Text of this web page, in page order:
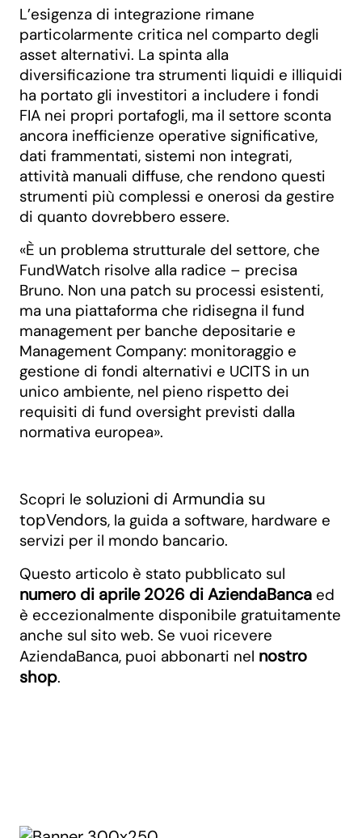
L’esigenza di integrazione rimane
particolarmente critica nel comparto degli
asset alternativi. La spinta alla
diversificazione tra strumenti liquidi e illiquidi
ha portato gli investitori a includere i fondi
FIA nei propri portafogli, ma il settore sconta
ancora inefficienze operative significative,
dati frammentati, sistemi non integrati,
attività manuali diffuse, che rendono questi
strumenti più complessi e onerosi da gestire
di quanto dovrebbero essere.
«È un problema strutturale del settore, che
FundWatch risolve alla radice – precisa
Bruno. Non una patch su processi esistenti,
ma una piattaforma che ridisegna il fund
management per banche depositarie e
Management Company: monitoraggio e
gestione di fondi alternativi e UCITS in un
unico ambiente, nel pieno rispetto dei
requisiti di fund oversight previsti dalla
normativa europea».
Scopri le soluzioni di Armundia su
topVendors, la guida a software, hardware e
servizi per il mondo bancario.
Questo articolo è stato pubblicato sul
numero di aprile 2026 di AziendaBanca ed
è eccezionalmente disponibile gratuitamente
anche sul sito web. Se vuoi ricevere
AziendaBanca, puoi abbonarti nel nostro
shop.